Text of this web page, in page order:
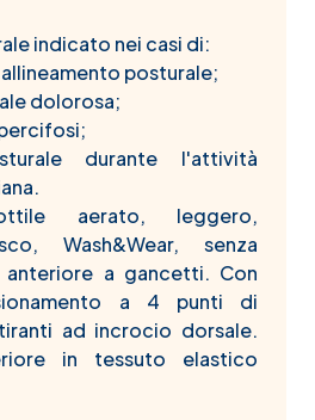
indicato nei casi di:
posturale;
dolorosa;
durante l'attività
aerato, leggero,
Wash&Wear, senza
a gancetti. Con
a 4 punti di
ad incrocio dorsale.
in tessuto elastico